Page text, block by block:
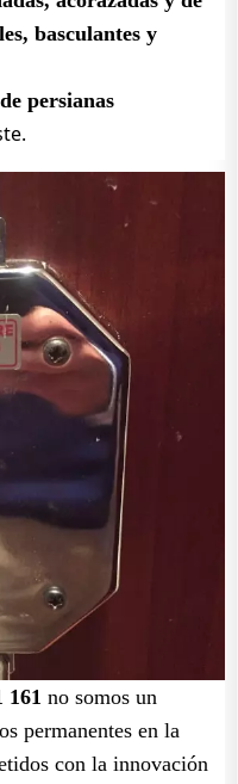
basculantes y
persianas
161 no somos un
permanentes en la
con la innovación